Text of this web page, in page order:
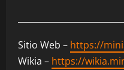
Sitio Web – https://
Wikia – https://